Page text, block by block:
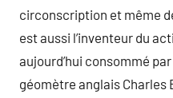
circonscription et même
est aussi l’inventeur du
aujourd’hui consommé
géomètre anglais Charles